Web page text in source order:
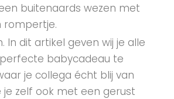
buitenaards wezen met
rompertje.
In dit artikel geven wij je alle
babycadeau te
je collega écht blij van
je zelf ook met een gerust